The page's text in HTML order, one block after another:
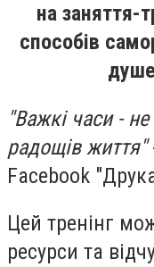
на заняття-
способів
"Важкі часи -
радощів життя"
Facebook
Цей тренінг
ресурси та